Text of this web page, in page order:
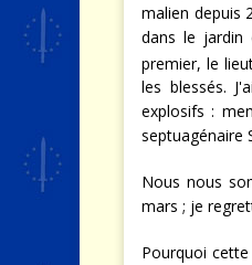
malien depuis
dans le jardin
premier, le
les blessés.
explosifs :
septuagénaire
Nous nous
mars ; je
Pourquoi